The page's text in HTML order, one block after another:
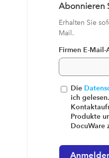
Abonnieren
Erhalten Sie
Mail.
Firmen E-Mail-
Die
ich
Produkte
DocuWare